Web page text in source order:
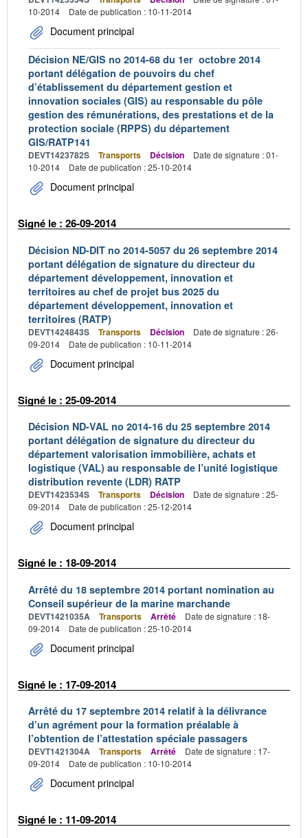
10-2014
Date de publication : 10-11-2014
Document principal
Décision NE/GIS no 2014-68 du 1er octobre 2014
portant délégation de pouvoirs du chef
d’établissement du département gestion et
innovation sociales (GIS) au responsable du pôle
gestion des rémunérations, des prestations et de la
protection sociale (RPPS) du département
GIS/RATP141
DEVT1423782S Transports Décision
Date de signature : 01-
10-2014
Date de publication : 25-10-2014
Document principal
Signé le : 26-09-2014
Décision ND-DIT no 2014-5057 du 26 septembre 2014
portant délégation de signature du directeur du
département développement, innovation et
territoires au chef de projet bus 2025 du
département développement, innovation et
territoires (RATP)
DEVT1424843S Transports Décision
Date de signature : 26-
09-2014
Date de publication : 10-11-2014
Document principal
Signé le : 25-09-2014
Décision ND-VAL no 2014-16 du 25 septembre 2014
portant délégation de signature du directeur du
département valorisation immobilière, achats et
logistique (VAL) au responsable de l’unité logistique
distribution revente (LDR) RATP
DEVT1423534S Transports Décision
Date de signature : 25-
09-2014
Date de publication : 25-12-2014
Document principal
Signé le : 18-09-2014
Arrêté du 18 septembre 2014 portant nomination au
Conseil supérieur de la marine marchande
DEVT1421035A Transports Arrêté
Date de signature : 18-
09-2014
Date de publication : 25-10-2014
Document principal
Signé le : 17-09-2014
Arrêté du 17 septembre 2014 relatif à la délivrance
d’un agrément pour la formation préalable à
l’obtention de l’attestation spéciale passagers
DEVT1421304A Transports Arrêté
Date de signature : 17-
09-2014
Date de publication : 10-10-2014
Document principal
Signé le : 11-09-2014